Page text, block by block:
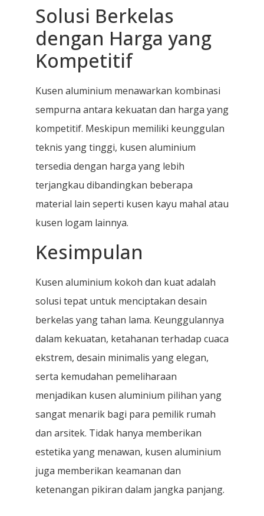
Solusi Berkelas
dengan Harga yang
Kompetitif
Kusen aluminium menawarkan kombinasi
sempurna antara kekuatan dan harga yang
kompetitif. Meskipun memiliki keunggulan
teknis yang tinggi, kusen aluminium
tersedia dengan harga yang lebih
terjangkau dibandingkan beberapa
material lain seperti kusen kayu mahal atau
kusen logam lainnya.
Kesimpulan
Kusen aluminium kokoh dan kuat adalah
solusi tepat untuk menciptakan desain
berkelas yang tahan lama. Keunggulannya
dalam kekuatan, ketahanan terhadap cuaca
ekstrem, desain minimalis yang elegan,
serta kemudahan pemeliharaan
menjadikan kusen aluminium pilihan yang
sangat menarik bagi para pemilik rumah
dan arsitek. Tidak hanya memberikan
estetika yang menawan, kusen aluminium
juga memberikan keamanan dan
ketenangan pikiran dalam jangka panjang.